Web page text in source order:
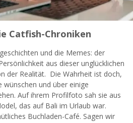
Catfish-Chroniken
und die Memes: der
aus dieser unglücklichen
der Realität. Die Wahrheit ist doch,
und über einige
Auf ihrem Profilfoto sah sie aus
das auf Bali im Urlaub war.
Buchladen-Café. Sagen wir